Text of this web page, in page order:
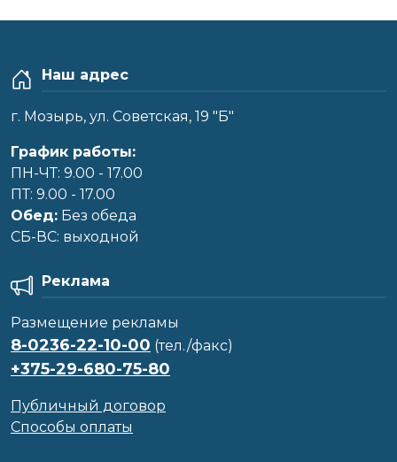
Наш адрес
г. Мозырь, ул. Советская, 19 "Б"
График работы:
ПН-ЧТ: 9.00 - 17.00
ПТ: 9.00 - 17.00
Обед: Без обеда
CБ-ВС: выходной
Реклама
Размещение рекламы
8-0236-22-10-00 (тел./факс)
+375-29-680-75-80
Публичный договор
Способы оплаты